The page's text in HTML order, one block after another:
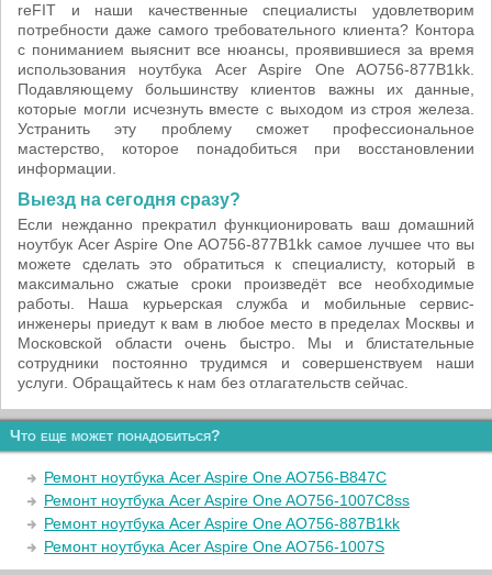
reFIT и наши качественные специалисты удовлетворим
потребности даже самого требовательного клиента? Контора
с пониманием выяснит все нюансы, проявившиеся за время
использования ноутбука Acer Aspire One AO756-877B1kk.
Подавляющему большинству клиентов важны их данные,
которые могли исчезнуть вместе с выходом из строя железа.
Устранить эту проблему сможет профессиональное
мастерство, которое понадобиться при восстановлении
информации.
Выезд на сегодня сразу?
Если нежданно прекратил функционировать ваш домашний
ноутбук Acer Aspire One AO756-877B1kk самое лучшее что вы
можете сделать это обратиться к специалисту, который в
максимально сжатые сроки произведёт все необходимые
работы. Наша курьерская служба и мобильные сервис-
инженеры приедут к вам в любое место в пределах Москвы и
Московской области очень быстро. Мы и блистательные
сотрудники постоянно трудимся и совершенствуем наши
услуги. Обращайтесь к нам без отлагательств сейчас.
Что еще может понадобиться?
Ремонт ноутбука Acer Aspire One AO756-B847C
Ремонт ноутбука Acer Aspire One AO756-1007C8ss
Ремонт ноутбука Acer Aspire One AO756-887B1kk
Ремонт ноутбука Acer Aspire One AO756-1007S